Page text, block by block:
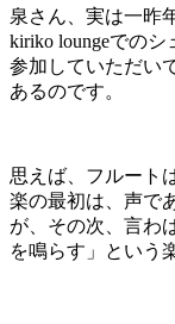
泉さん、実は一昨
kiriko loungeでの
参加していただい
あるのです。
思えば、フルート
楽の最初は、声で
が、その次、言わ
を鳴らす」という